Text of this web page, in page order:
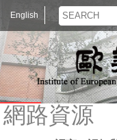
English
網路資源